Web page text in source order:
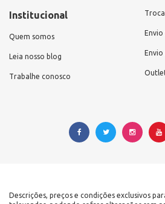
Institucional
Quem somos
Leia nosso blog
Trabalhe conosco
Envio
Envio
Descrições, preços e condições exclusivos